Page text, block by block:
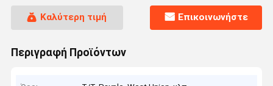
Καλύτερη τιμή Επικοινωνήστε
Περιγραφή Προϊόντων